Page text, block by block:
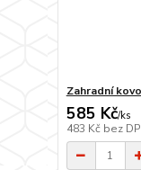
Zahradní
585 Kč/ks
483 Kč bez